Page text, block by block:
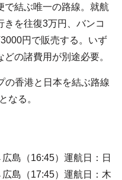
結ぶ唯一の路線。就航
を往復3万円、バンコ
円で販売する。いず
の諸費用が別途必要。
香港と日本を結ぶ路線
なる。
島（16:45）運航日：日
島（17:45）運航日：木